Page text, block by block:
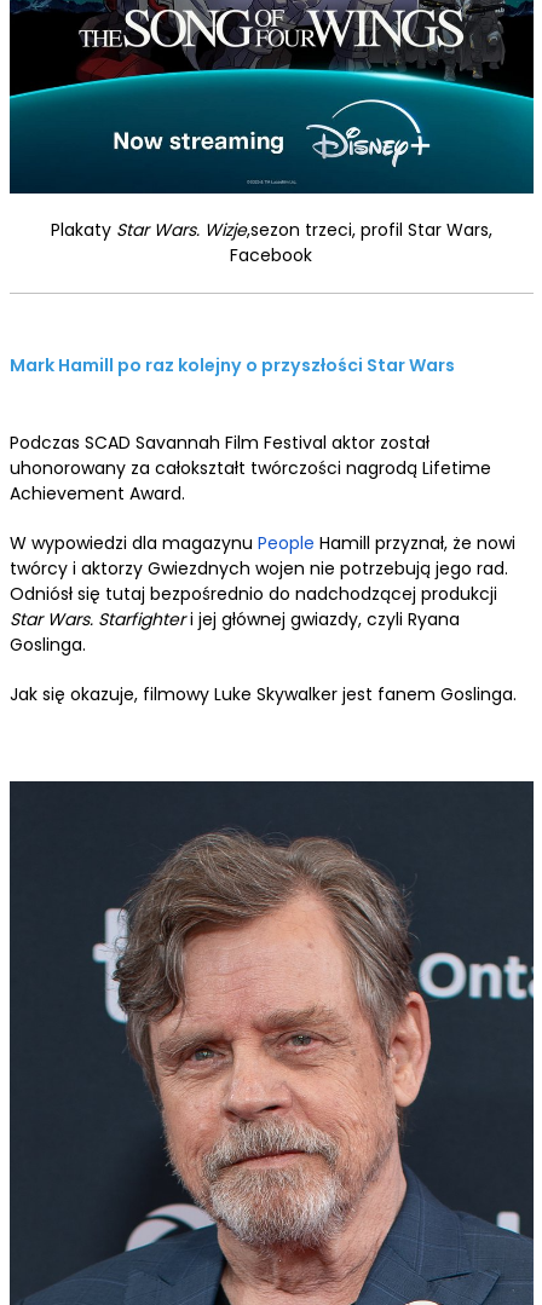
Plakaty Star Wars. Wizje,sezon trzeci, profil Star Wars,
Facebook
Mark Hamill po raz kolejny o przyszłości Star Wars
Podczas SCAD Savannah Film Festival aktor został
uhonorowany za całokształt twórczości nagrodą Lifetime
Achievement Award.
W wypowiedzi dla magazynu People Hamill przyznał, że nowi
twórcy i aktorzy Gwiezdnych wojen nie potrzebują jego rad.
Odniósł się tutaj bezpośrednio do nadchodzącej produkcji
Star Wars. Starfighteri jej głównej gwiazdy, czyli Ryana
Goslinga.
Jak się okazuje, filmowy Luke Skywalker jest fanem Goslinga.